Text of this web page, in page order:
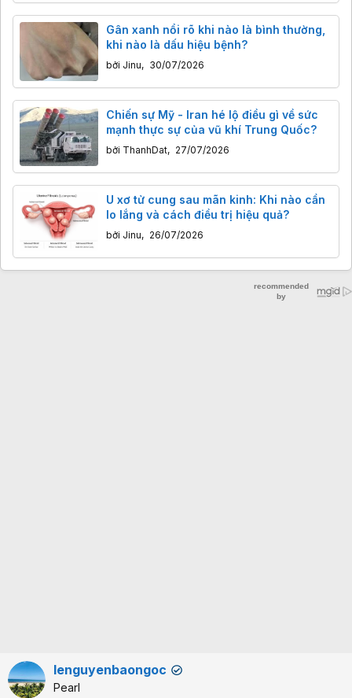
Gân xanh nổi rõ khi nào là bình thường,
khi nào là dấu hiệu bệnh?
bởi Jinu, 30/07/2026
Chiến sự Mỹ - Iran hé lộ điều gì về sức
mạnh thực sự của vũ khí Trung Quốc?
bởi ThanhDat, 27/07/2026
U xơ tử cung sau mãn kinh: Khi nào cần
lo lắng và cách điều trị hiệu quả?
bởi Jinu, 26/07/2026
lenguyenbaongoc ✔
Pearl